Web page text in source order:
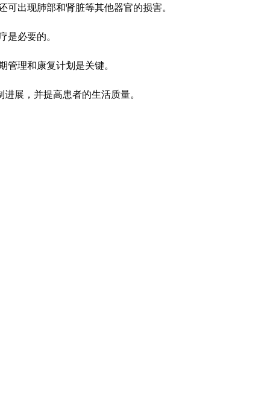
出现肺部和肾脏等其他器官的损害。
是必要的。
理和康复计划是关键。
展，并提高患者的生活质量。